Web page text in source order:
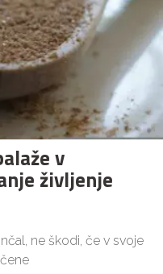
v
življenje
ne škodi, če v svoje